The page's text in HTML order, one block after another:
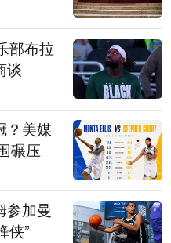
部布拉
谈
？美媒
碾压
参加曼
侠”